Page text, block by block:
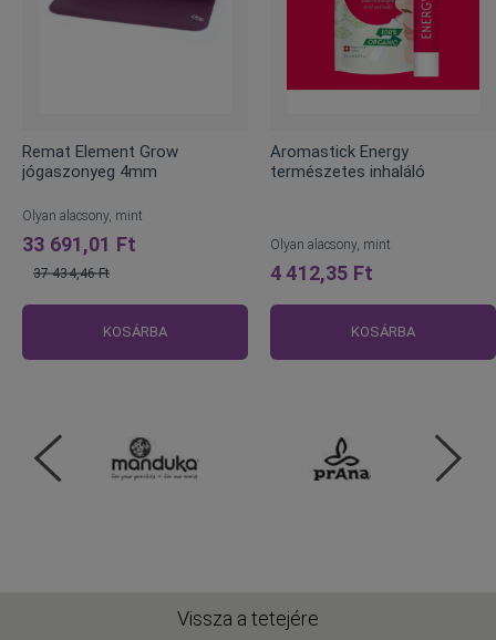
Remat Element Grow
jógaszonyeg 4mm
Olyan alacsony, mint
33 691,01 Ft
37 434,46 Ft
KOSÁRBA
Aromastick Energy
természetes inhaláló
Olyan alacsony, mint
4 412,35 Ft
KOSÁRBA
Vissza a tetejére